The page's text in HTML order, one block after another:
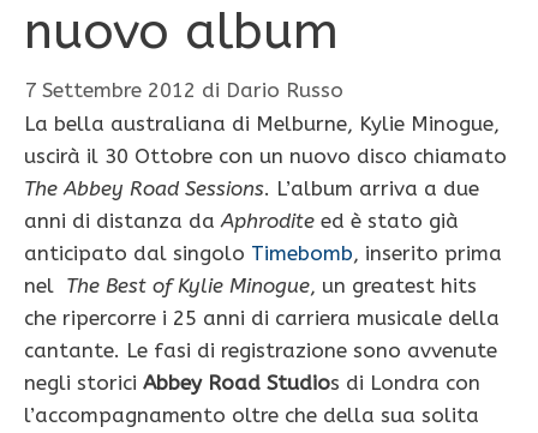
nuovo album
7 Settembre 2012 di Dario Russo
La bella australiana di Melburne, Kylie Minogue,
uscirà il 30 Ottobre con un nuovo disco chiamato
The Abbey Road Sessions. L’album arriva a due
anni di distanza daAphrodite ed è stato già
anticipato dal singolo Timebomb, inserito prima
nel The Best of Kylie Minogue, un greatest hits
che ripercorre i 25 anni di carriera musicale della
cantante. Le fasi di registrazione sono avvenute
negli storici Abbey Road Studios di Londra con
l’accompagnamento oltre che della sua solita